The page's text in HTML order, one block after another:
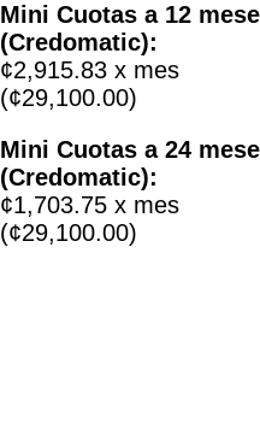
Mini Cuotas a 12
(Credomatic):
¢2,915.83 x mes
(¢29,100.00)
Mini Cuotas a 24
(Credomatic):
¢1,703.75 x mes
(¢29,100.00)